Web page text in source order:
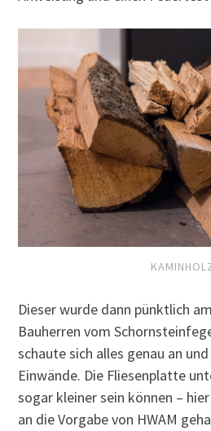
Dieser wurde dann pünktlich
Bauherren vom
schaute sich alles genau an
Einwände. Die Fliesenplatte
sogar kleiner sein können –
an die Vorgabe von HWAM